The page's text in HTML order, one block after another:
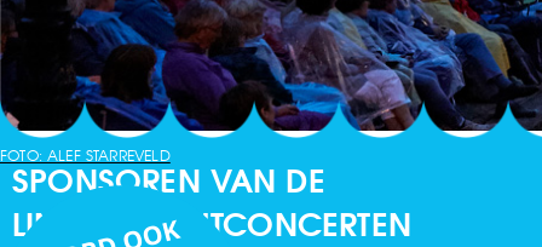
FOTO: ALEF STARREVELD
SPONSOREN VAN DE
LINDEGRACHTCONCERTEN